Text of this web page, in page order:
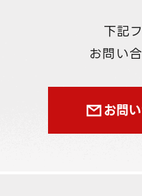
下記
お問い
お問